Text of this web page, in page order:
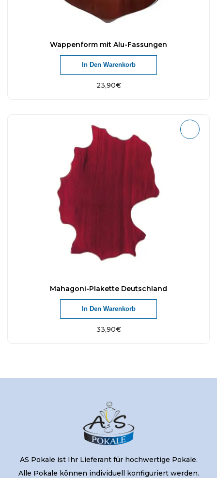
Wappenform mit Alu-Fassungen
23,90€
In Den Warenkorb
Mahagoni-Plakette Deutschland
33,90€
In Den Warenkorb
AS Pokale ist Ihr Lieferant für hochwertige Pokale.
Alle Pokale können individuell konfiguriert werden.